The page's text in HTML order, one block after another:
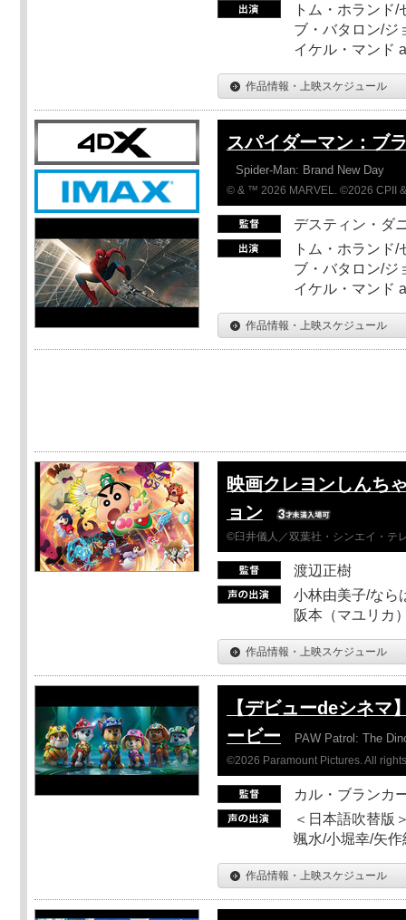
トム・ホランド
ブ・バタロン/ジ
イケル・マンド
作品情報・上映スケジュール
スパイダーマン：ブ
Spider-Man: Brand New Day
© & ™ 2026 MARVEL. ©2026 CPII
デスティン・ダ
トム・ホランド
ブ・バタロン/ジ
イケル・マンド
作品情報・上映スケジュール
映画クレヨンしんち
ョン
©臼井儀人／双葉社・シンエイ・テ
渡辺正樹
小林由美子/なら
阪本（マユリカ
作品情報・上映スケジュール
【デビューdeシネマ
ービー
PAW Patrol: The
©2026 Paramount Pictures. All
カル・ブランカ
＜日本語吹替版
颯水/小堀幸/矢作
作品情報・上映スケジュール